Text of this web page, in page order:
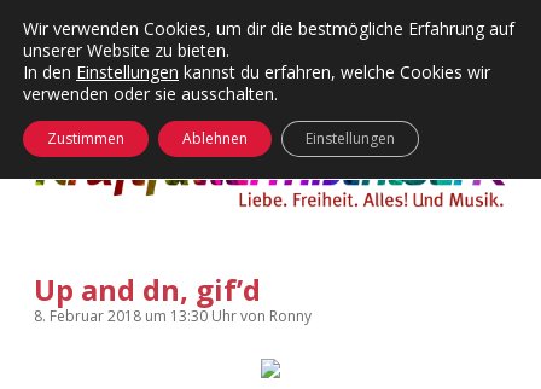
Kategorien
Menü
24 Hours Chilling
Die Wende
KFMW-Disco
KFMW-Disco
Dates
Contact
öffnen
Up and dn, gif’d
8. Februar 2018 um 13:30 Uhrvon Ronny
Wir verwenden Cookies, um dir die bestmögliche Erfahrung auf
unserer Website zu bieten.
In den Einstellungen kannst du erfahren, welche Cookies wir
verwenden oder sie ausschalten.
Zustimmen Ablehnen Einstellungen